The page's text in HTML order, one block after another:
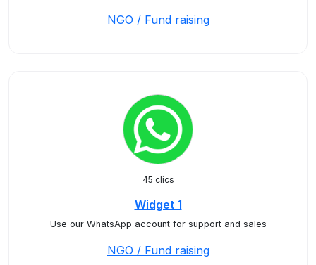
NGO / Fund raising
45 clics
Widget 1
Use our WhatsApp account for support and sales
NGO / Fund raising